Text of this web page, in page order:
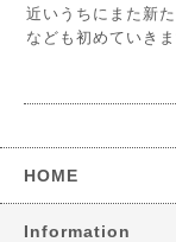
近いうちにまた新
なども初めていき
HOME
Information